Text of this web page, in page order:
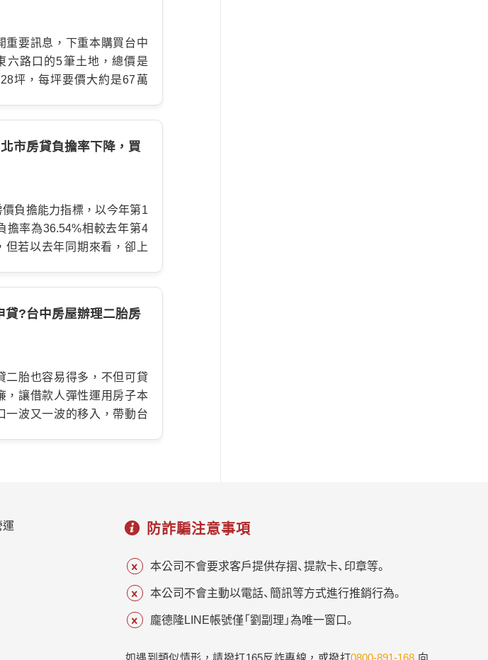
撐。 不過審視熱門地區的
例如台中北屯區建造有捷
項重大的公共建設，引發
巨蛋、環球購物等大型公司駐
帶動年輕首購族移居該地，
招攬人口大量進來的首要
買屋預算總共大約是千萬
區的2房、2+1的新成屋，想
麗新影城與商場開張，以及
橋、淡北道路等，為當地房
活機能逐漸建立完備，出眾
進人口的一股力量。 至於
則是因為捷運機場線的重大
房價，引來眾多首購族前來
宅，房價水準是衡量購買
案與較低的價格，買家也
低，也是購屋的其他比較條
…
。 據資料可以看到去年位
說在核心外圍，但也是以每
況是位於正核心的東新段土
臨路的商三地目，此優勢讓
元的金額賣出，並被惠宇集
價格坐上南區第一寶座，
創下此地段的新高位。 買
交通優勢、以及優良生活機
才會不斷囤糧獵地，不斷
商搶地也是看好未來賣房潛
效益較高等原因，因此才不
鄰近74號環線的14期重劃
有台中巨蛋、水湳經貿園區
人口移入最大行政區，買
案例文章： …
重要訊息，下重本購買台中
六路口的5筆土地，總價是
坪，每坪要價大約是67萬
出的新建案，預計總銷售
剛正式入場，就交出漂亮的
日再宣布重要消息，將砸
顯見國泰對於14期重劃區的
這塊基地，位於預定9月底推
邊靠近博愛公園，崇德商圈
過舊價，比如7期南方3月
市房貸負擔率下降，買
負擔能力指標，以今年第1
擔率為36.54%相較去年第4
但若以去年同期來看，卻上
貸負擔率依舊為台北市奪
上一季略降低0.95個百分
貸?台中房屋辦理二胎房
二胎也容易得多，不但可貸
，讓借款人彈性運用房子本
一波又一波的移入，帶動台
起跳，最高不會超過上限
供最專業、方便的服務，幫
人的信用評分、還款紀錄、
重點，如果房子的條件佳，
要過件一點也不困難! 申辦
高，大多數銀行不開放申
運 防詐騙注意事項
本公司不會要求客戶提供存摺、提款卡、印章等。
本公司不會主動以電話、簡訊等方式進行推銷行為。
龐德隆LINE帳號僅「劉副理」為唯一窗口。
如遇到類似情形，請撥打165反詐專線，或撥打0800-891-168 向